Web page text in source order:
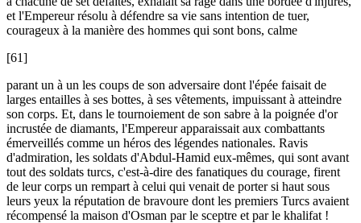
et l'Empereur résolu à défendre sa vie sans intention de tuer,
courageux à la manière des hommes qui sont bons, calme
[61]
parant un à un les coups de son adversaire dont l'épée faisait de
larges entailles à ses bottes, à ses vêtements, impuissant à atteindre
son corps. Et, dans le tournoiement de son sabre à la poignée d'or
incrustée de diamants, l'Empereur apparaissait aux combattants
émerveillés comme un héros des légendes nationales. Ravis
d'admiration, les soldats d'Abdul-Hamid eux-mêmes, qui sont avant
tout des soldats turcs, c'est-à-dire des fanatiques du courage, firent
de leur corps un rempart à celui qui venait de porter si haut sous
leurs yeux la réputation de bravoure dont les premiers Turcs avaient
récompensé la maison d'Osman par le sceptre et par le khalifat !